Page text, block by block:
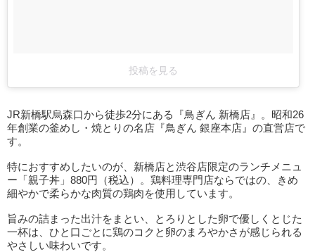
投稿を見る
JR新橋駅烏森口から徒歩2分にある『鳥ぎん 新橋店』。昭和26
年創業の釜めし・焼とりの名店『鳥ぎん 銀座本店』の直営店で
す。
特におすすめしたいのが、新橋店と渋谷店限定のランチメニュ
ー「親子丼」880円（税込）。鶏料理専門店ならではの、きめ
細やかで柔らかな肉質の鶏肉を使用しています。
旨みの詰まった出汁をまとい、とろりとした卵で優しくとじた
一杯は、ひと口ごとに鶏のコクと卵のまろやかさが感じられる
やさしい味わいです。